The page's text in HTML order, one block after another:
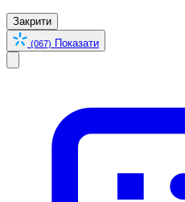
Закрити
(067) Показати